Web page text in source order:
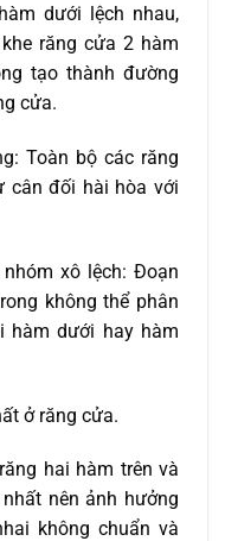
dưới lệch nhau,
răng cửa 2 hàm
tạo thành đường
cửa.
Toàn bộ các răng
cân đối hài hòa với
xô lệch: Đoạn
không thể phân
hàm dưới hay hàm
ở răng cửa.
hai hàm trên và
nên ảnh hưởng
không chuẩn và